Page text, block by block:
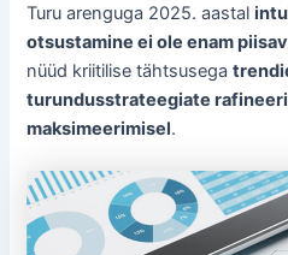
Turu arenguga 2025. aastal
otsustamine ei ole enam piisav
nüüd kriitilise tähtsusega
turundusstrateegiate
maksimeerimisel.